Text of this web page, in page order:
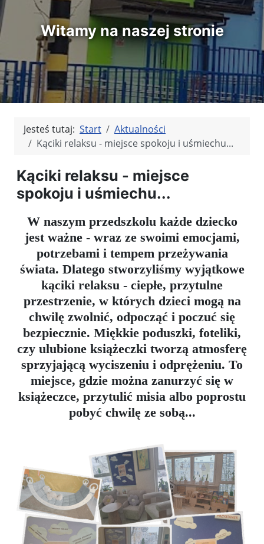
Witamy na naszej stronie
Jesteś tutaj: Start
Aktualności
Kąciki relaksu - miejsce spokoju i uśmiechu...
Kąciki relaksu - miejsce
spokoju i uśmiechu...
W naszym przedszkolu każde dziecko
jest ważne - wraz ze swoimi emocjami,
potrzebami i tempem przeżywania
świata. Dlatego stworzyliśmy wyjątkowe
kąciki relaksu - ciepłe, przytulne
przestrzenie, w których dzieci mogą na
chwilę zwolnić, odpocząć i poczuć się
bezpiecznie. Miękkie poduszki, foteliki,
czy ulubione książeczki tworzą atmosferę
sprzyjającą wyciszeniu i odprężeniu. To
miejsce, gdzie można zanurzyć się w
książeczce, przytulić misia albo poprostu
pobyć chwilę ze sobą...